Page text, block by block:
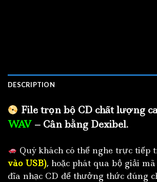
DESCRIPTION
File trọn bộ CD chất lượng
WAV – Cân bằng Dexibel.
Quý khách có thể nghe trực tiếp
vào USB), hoặc phát qua bộ giải mã
đĩa nhạc CD để thưởng thức đúng